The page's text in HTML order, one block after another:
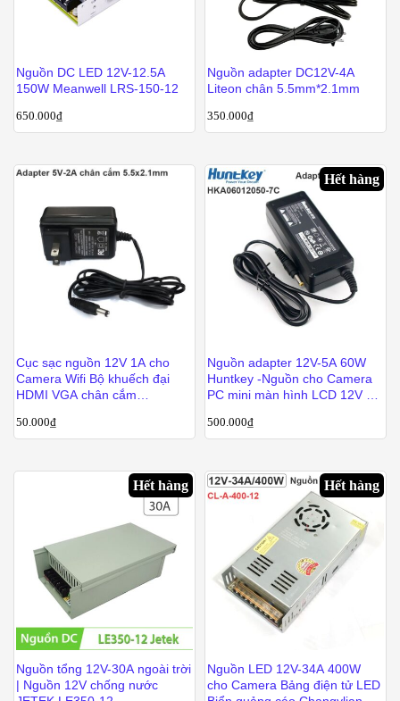
Nguồn DC LED 12V-12.5A
150W Meanwell LRS-150-12
650.000₫
Nguồn adapter DC12V-4A
Liteon chân 5.5mm*2.1mm
350.000₫
Cục sạc nguồn 12V 1A cho
Camera Wifi Bộ khuếch đại
HDMI VGA chân cắm
50.000₫
Hết hàng
Nguồn adapter 12V-5A 60W
Huntkey -Nguồn cho Camera
PC mini màn hình LCD 12V 5A
500.000₫
Hết hàng
Nguồn tổng 12V-30A ngoài trời
| Nguồn 12V chống nước
Hết hàng
Nguồn LED 12V-34A 400W
cho Camera Bảng điện tử LED